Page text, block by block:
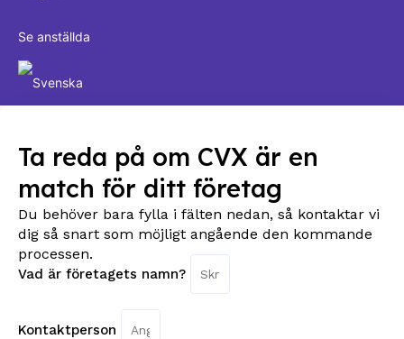
Se anställda
Ta reda på om CVX är en
match för ditt företag
Du behöver bara fylla i fälten nedan, så kontaktar vi
dig så snart som möjligt angående den kommande
processen.
Vad är företagets namn?
Kontaktperson